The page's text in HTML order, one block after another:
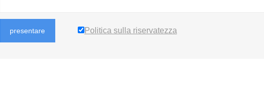
presentare Politica sulla riservatezza